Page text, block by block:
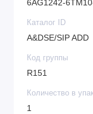
6AG1242-
Каталог ID
A&DSE/SIP ADD
Код группы
R151
Количество в
1